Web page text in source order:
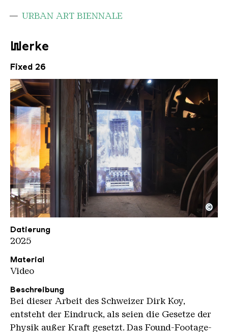
URBAN ART BIENNALE
Werke
Fixed 26
UAB Werke DIRK KOY
Copyright: Weltkulturerbe Völklinger Hütte /
©
Datierung
2025
Material
Video
Beschreibung
Bei dieser Arbeit des Schweizer Dirk Koy,
entsteht der Eindruck, als seien die Gesetze der
Physik außer Kraft gesetzt. Das Found-Footage-